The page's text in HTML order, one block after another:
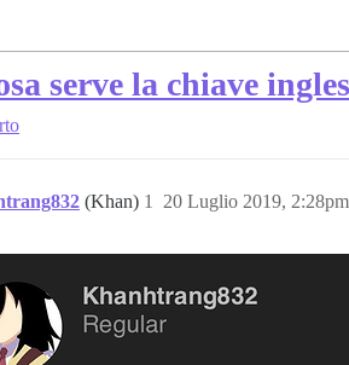
serve la chiave
(Khan) 20 Luglio 2019, 2:28pm
1